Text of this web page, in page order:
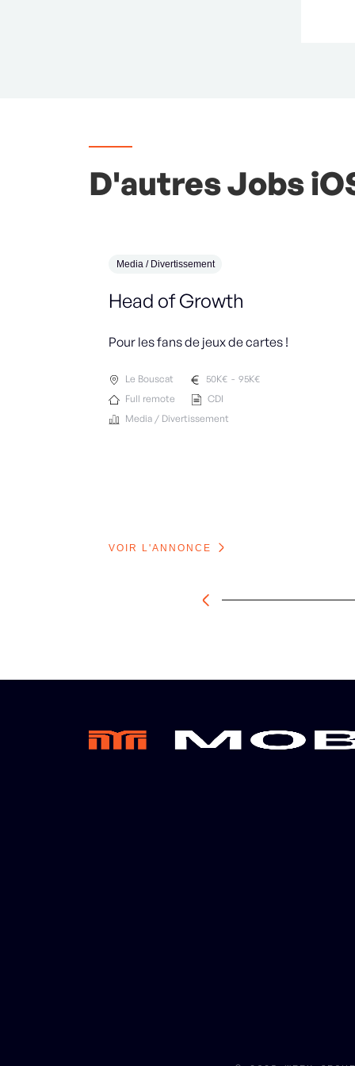
D'autres Jobs
Media / Divertissement
Head of Growth
Pour les fans de jeux de cartes !
Le Bouscat 50K€ - 95K€
Full remote
CDI
Media / Divertissement
VOIR L'ANNONCE